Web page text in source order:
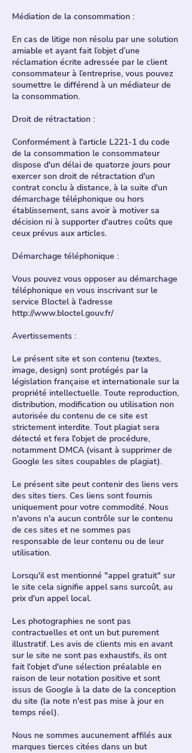
Médiation de la consommation :
En cas de litige non résolu par une solution
amiable et ayant fait l’objet d’une
réclamation écrite adressée par le client
consommateur à l’entreprise, vous pouvez
soumettre le différend à un médiateur de
la consommation.
Droit de rétractation :
Conformément à l'article L221-1 du code
de la consommation le consommateur
dispose d'un délai de quatorze jours pour
exercer son droit de rétractation d'un
contrat conclu à distance, à la suite d'un
démarchage téléphonique ou hors
établissement, sans avoir à motiver sa
décision ni à supporter d'autres coûts que
ceux prévus aux articles.
Démarchage téléphonique :
Vous pouvez vous opposer au démarchage
téléphonique en vous inscrivant sur le
service Bloctel à l'adresse
http://www.bloctel.gouv.fr/
Avertissements :
Le présent site et son contenu (textes,
image, design) sont protégés par la
législation française et internationale sur la
propriété intellectuelle. Toute reproduction,
distribution, modification ou utilisation non
autorisée du contenu de ce site est
strictement interdite. Tout plagiat sera
détecté et fera l'objet de procédure,
notamment DMCA (visant à supprimer de
Google les sites coupables de plagiat).
Le présent site peut contenir des liens vers
des sites tiers. Ces liens sont fournis
uniquement pour votre commodité. Nous
n'avons n'a aucun contrôle sur le contenu
de ces sites et ne sommes pas
responsable de leur contenu ou de leur
utilisation.
Lorsqu'il est mentionné "appel gratuit" sur
le site cela signifie appel sans surcoût, au
prix d'un appel local.
Les photographies ne sont pas
contractuelles et ont un but purement
illustratif. Les avis de clients mis en avant
sur le site ne sont pas exhaustifs, ils ont
fait l'objet d'une sélection préalable en
raison de leur notation positive et sont
issus de Google à la date de la conception
du site (la note n'est pas mise à jour en
temps réel).
Nous ne sommes aucunement affilés aux
marques tierces citées dans un but